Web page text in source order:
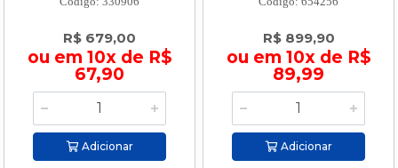
R$ 679,00
ou em 10x de R$
67,90
Adicionar
R$ 899,90
ou em 10x de R$
89,99
Adicionar